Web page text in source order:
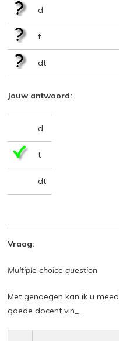
d
t
dt
Jouw antwoord:
d
t
dt
Vraag:
Multiple choice question
Met genoegen kan ik u
goede docent vin_.